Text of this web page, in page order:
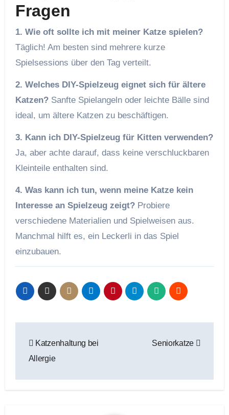
Fragen
1. Wie oft sollte ich mit meiner Katze spielen?
Täglich! Am besten sind mehrere kurze
Spielsessions über den Tag verteilt.
2. Welches DIY-Spielzeug eignet sich für ältere
Katzen?Sanfte Spielangeln oder leichte Bälle sind
ideal, um ältere Katzen zu beschäftigen.
3. Kann ich DIY-Spielzeug für Kitten verwenden?
Ja, aber achte darauf, dass keine verschluckbaren
Kleinteile enthalten sind.
4. Was kann ich tun, wenn meine Katze kein
Interesse an Spielzeug zeigt?Probiere
verschiedene Materialien und Spielweisen aus.
Manchmal hilft es, ein Leckerli in das Spiel
einzubauen.
Katzenhaltung bei
Allergie
Seniorkatze